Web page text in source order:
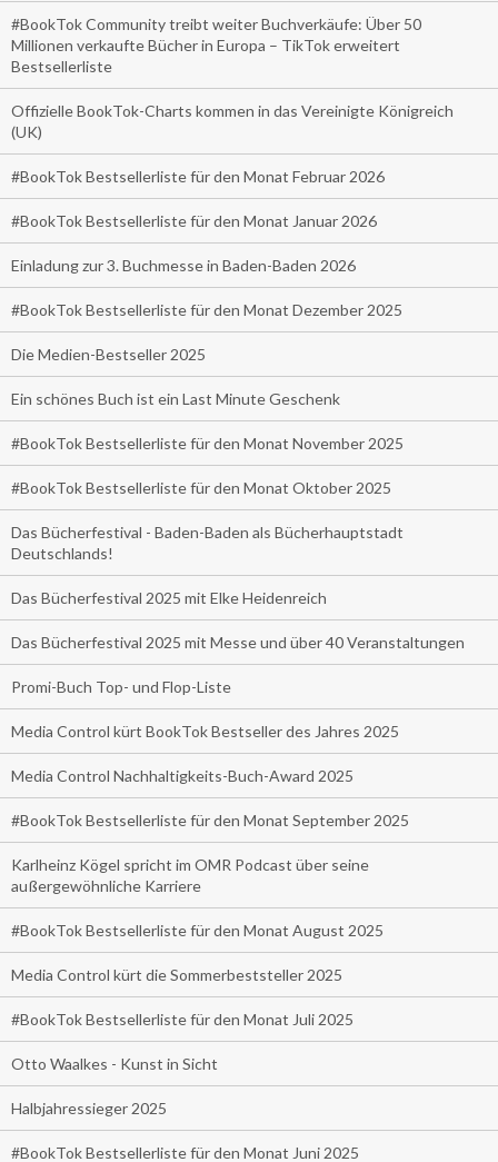
#BookTok Community treibt weiter Buchverkäufe: Über 50
Millionen verkaufte Bücher in Europa – TikTok erweitert
Bestsellerliste
Offizielle BookTok-Charts kommen in das Vereinigte Königreich
(UK)
#BookTok Bestsellerliste für den Monat Februar 2026
#BookTok Bestsellerliste für den Monat Januar 2026
Einladung zur 3. Buchmesse in Baden-Baden 2026
#BookTok Bestsellerliste für den Monat Dezember 2025
Die Medien-Bestseller 2025
Ein schönes Buch ist ein Last Minute Geschenk
#BookTok Bestsellerliste für den Monat November 2025
#BookTok Bestsellerliste für den Monat Oktober 2025
Das Bücherfestival - Baden-Baden als Bücherhauptstadt
Deutschlands!
Das Bücherfestival 2025 mit Elke Heidenreich
Das Bücherfestival 2025 mit Messe und über 40 Veranstaltungen
Promi-Buch Top- und Flop-Liste
Media Control kürt BookTok Bestseller des Jahres 2025
Media Control Nachhaltigkeits-Buch-Award 2025
#BookTok Bestsellerliste für den Monat September 2025
Karlheinz Kögel spricht im OMR Podcast über seine
außergewöhnliche Karriere
#BookTok Bestsellerliste für den Monat August 2025
Media Control kürt die Sommerbeststeller 2025
#BookTok Bestsellerliste für den Monat Juli 2025
Otto Waalkes - Kunst in Sicht
Halbjahressieger 2025
#BookTok Bestsellerliste für den Monat Juni 2025